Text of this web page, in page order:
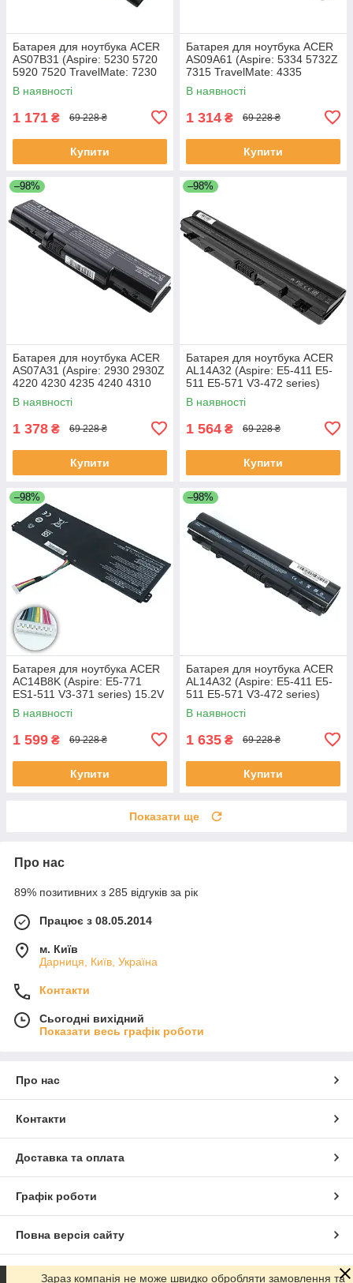
Батарея для ноутбука ACER
AS07B31 (Aspire: 5230 5720
5920 7520 TravelMate: 7230
7530 7730) 11.1V 4400mAh
Чорний
В наявності
1 171 ₴ 69 228 ₴
Купити
Батарея для ноутбука ACER
AS09A61 (Aspire: 5334 5732Z
7315 TravelMate: 4335
Gateway: ID56 ID58 NV52
NV53 NV54 NV56 NV58
В наявності
1 314 ₴ 69 228 ₴
Купити
–98%
Батарея для ноутбука ACER
AS07A31 (Aspire: 2930 2930Z
4220 4230 4235 4240 4310
5334 5732Z 7315) 11.1V
4400mAh Чорний
В наявності
1 378 ₴ 69 228 ₴
Купити
–98%
Батарея для ноутбука ACER
AL14A32 (Aspire: E5-411 E5-
511 E5-571 V3-472 series)
11.1V 4400mAh Чорний
В наявності
1 564 ₴ 69 228 ₴
Купити
–98%
Батарея для ноутбука ACER
AC14B8K (Aspire: E5-771
ES1-511 V3-371 series) 15.2V
2200mAh Чорний
В наявності
1 599 ₴ 69 228 ₴
Купити
–98%
Батарея для ноутбука ACER
AL14A32 (Aspire: E5-411 E5-
511 E5-571 V3-472 series)
11.1V 5200mAh Чорний
В наявності
1 635 ₴ 69 228 ₴
Купити
Показати ще
Про нас
89% позитивних з 285 відгуків за рік
Працює з 08.05.2014
м. Київ
Дарниця, Київ, Україна
Контакти
Сьогодні вихідний
Показати весь графік роботи
Про нас
Контакти
Доставка та оплата
Графік роботи
Повна версія сайту
Сайт створено на маркетплейсі Prom.ua
Зараз компанія не може швидко обробляти замовлення та